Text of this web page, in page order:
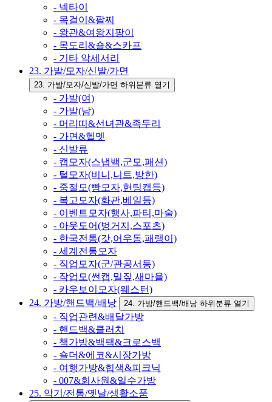
- 넥타이
- 목걸이&팔찌
- 왕관&여왕지팡이
- 목도리&숄&스카프
- 기타 악세서리
23. 가발/모자/신발/가면
23. 가발/모자/신발/가면 하위분류 열기
- 가발(여)
- 가발(남)
- 머리띠&선녀관&족두리
- 가면&헬멧
- 신발류
- 캡모자(스냅백,군모,패션)
- 털모자(비니,니트,방한)
- 중절모(빵모자,헌팅캡등)
- 복고모자(화관,베일등)
- 이벤트모자(행사,파티,마술)
- 아웃도어(벙거지,스포츠)
- 한국전통(갓,어우동,패랭이)
- 세계전통모자
- 직업모자(군/관공서등)
- 작업모(썬캡,밀짚,새마을)
- 카우보이모자(웨스턴)
24. 가방/핸드백/배낭
24. 가방/핸드백/배낭 하위분류 열기
- 직업관련&배달가방
- 핸드백&클러치
- 책가방&백팩&크로스백
- 숄더&에코&시장가방
- 여행가방&힙색&피크닉
- 007&회사원&일수가방
25. 악기/전통/옛날/생활소품